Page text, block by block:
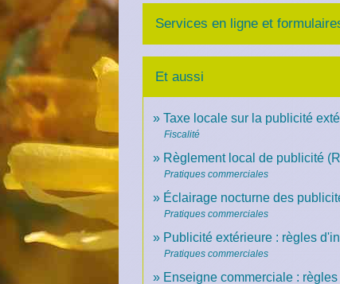
Services en ligne et
Et aussi
Taxe locale sur la publicité
Fiscalité
Règlement local de publicité
Pratiques commerciales
Éclairage nocturne des
Pratiques commerciales
Publicité extérieure : règles
Pratiques commerciales
Enseigne commerciale :